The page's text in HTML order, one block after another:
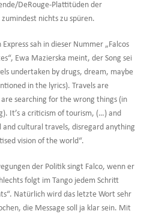
DeRouge-Plattitüden der
nichts zu spüren.
sah in dieser Nummer „Falcos
Ewa Mazierska meint, der Song sei
undertaken by drugs, dream, maybe
in the lyrics). Travels are
searching for the wrong things (in
It’s a criticism of tourism, (…) and
cultural travels, disregard anything
vision of the world“.
der Politik singt Falco, wenn er
folgt im Tango jedem Schritt
Natürlich wird das letzte Wort sehr
die Message soll ja klar sein. Mit